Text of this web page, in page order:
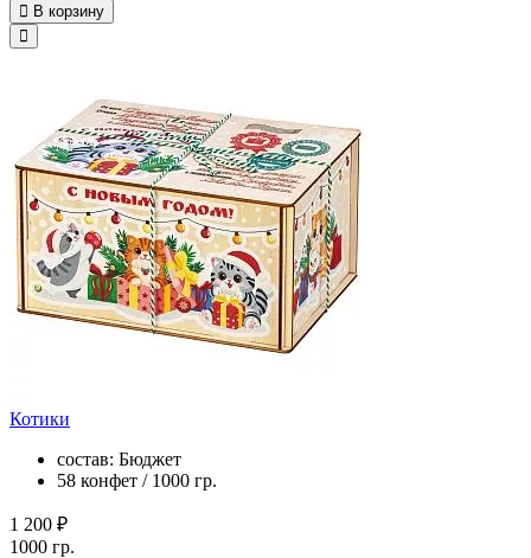
В корзину
Котики
состав: Бюджет
58 конфет / 1000 гр.
1 200 ₽
1000 гр.